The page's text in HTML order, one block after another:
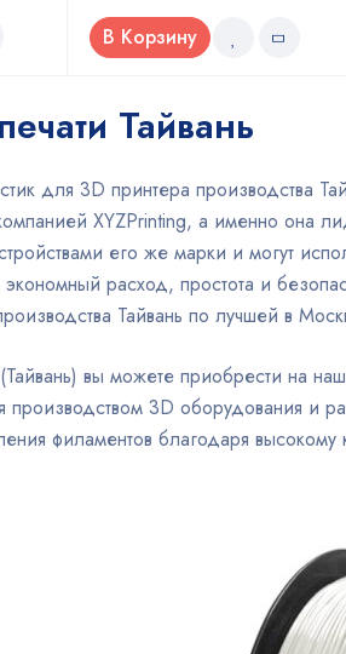
В Корзину
Тайвань
для 3D принтера производства
XYZPrinting, а именно она
его же марки и могут
расход, простота и
Тайвань по лучшей в
вы можете приобрести на
3D оборудования и
филаментов благодаря